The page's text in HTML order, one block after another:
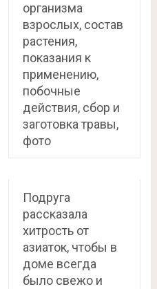
организма
взрослых, состав
растения,
показания к
применению,
побочные
действия, сбор и
заготовка травы,
фото
Подруга
рассказала
хитрость от
азиаток, чтобы в
доме всегда
было свежо и